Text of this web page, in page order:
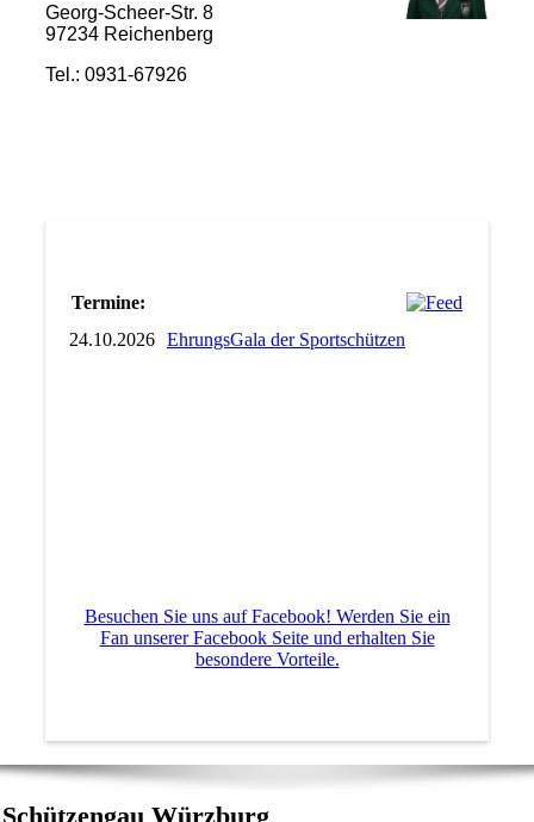
Georg-Scheer-Str. 8
97234 Reichenberg
Tel.: 0931-67926
Termine:
24.10.2026 EhrungsGala der Sportschützen
Besuchen Sie uns auf Facebook! Werden Sie ein
Fan unserer Facebook Seite und erhalten Sie
besondere Vorteile.
Schützengau Würzburg